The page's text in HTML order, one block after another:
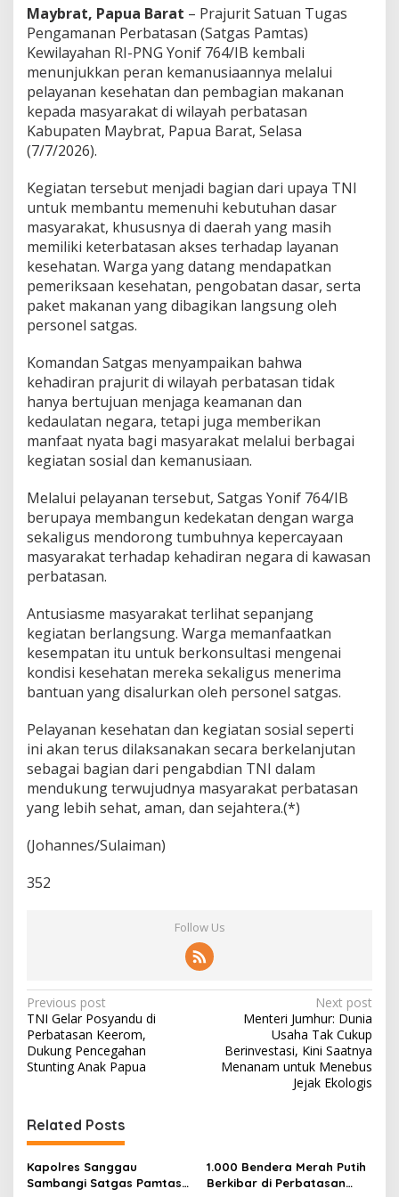
a
Y
o
n
i
f
7
6
I
B
P
e
r
k
u
t
d
e
a
t
a
n
n
g
a
n
g
a
P
e
r
b
t
a
s
a
n
P
Maybrat, Papua Barat – Prajurit Satuan Tugas
Pengamanan Perbatasan (Satgas Pamtas)
Kewilayahan RI-PNG Yonif 764/IB kembali
menunjukkan peran kemanusiaannya melalui
pelayanan kesehatan dan pembagian makanan
kepada masyarakat di wilayah perbatasan
Kabupaten Maybrat, Papua Barat, Selasa
(7/7/2026).
Kegiatan tersebut menjadi bagian dari upaya TNI
untuk membantu memenuhi kebutuhan dasar
masyarakat, khususnya di daerah yang masih
memiliki keterbatasan akses terhadap layanan
kesehatan. Warga yang datang mendapatkan
pemeriksaan kesehatan, pengobatan dasar, serta
paket makanan yang dibagikan langsung oleh
personel satgas.
Komandan Satgas menyampaikan bahwa
kehadiran prajurit di wilayah perbatasan tidak
hanya bertujuan menjaga keamanan dan
kedaulatan negara, tetapi juga memberikan
manfaat nyata bagi masyarakat melalui berbagai
kegiatan sosial dan kemanusiaan.
Melalui pelayanan tersebut, Satgas Yonif 764/IB
berupaya membangun kedekatan dengan warga
sekaligus mendorong tumbuhnya kepercayaan
masyarakat terhadap kehadiran negara di kawasan
perbatasan.
Antusiasme masyarakat terlihat sepanjang
kegiatan berlangsung. Warga memanfaatkan
kesempatan itu untuk berkonsultasi mengenai
kondisi kesehatan mereka sekaligus menerima
bantuan yang disalurkan oleh personel satgas.
Pelayanan kesehatan dan kegiatan sosial seperti
ini akan terus dilaksanakan secara berkelanjutan
sebagai bagian dari pengabdian TNI dalam
mendukung terwujudnya masyarakat perbatasan
yang lebih sehat, aman, dan sejahtera.(*)
(Johannes/Sulaiman)
352
Follow Us
P
o
s
t
a
v
i
Previous post
TNI Gelar Posyandu di
Perbatasan Keerom,
Dukung Pencegahan
Stunting Anak Papua
Next post
Menteri Jumhur: Dunia
Usaha Tak Cukup
Berinvestasi, Kini Saatnya
Menanam untuk Menebus
Jejak Ekologis
Related Posts
Kapolres Sanggau
Sambangi Satgas Pamtas
1.000 Bendera Merah Putih
Berkibar di Perbatasan